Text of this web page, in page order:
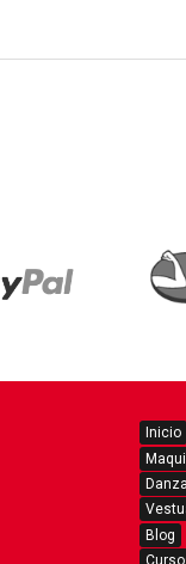
Inicio
Danza
Blog